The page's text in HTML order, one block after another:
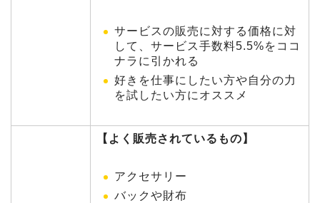
サービスの販売に対する価格に対
して、サービス手数料5.5%をココ
ナラに引かれる
好きを仕事にしたい方や自分の力
を試したい方にオススメ
【よく販売されているもの】
アクセサリー
バックや財布